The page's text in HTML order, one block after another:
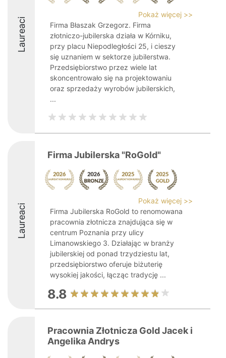
Laureaci
Pokaż więcej >>
Firma Błaszak Grzegorz. Firma
złotniczo-jubilerska działa w Kórniku,
przy placu Niepodległości 25, i cieszy
się uznaniem w sektorze jubilerstwa.
Przedsiębiorstwo przez wiele lat
skoncentrowało się na projektowaniu
oraz sprzedaży wyrobów jubilerskich,
...
Laureaci
Firma Jubilerska "RoGold"
Pokaż więcej >>
Firma Jubilerska RoGold to renomowana
pracownia złotnicza znajdująca się w
centrum Poznania przy ulicy
Limanowskiego 3. Działając w branży
jubilerskiej od ponad trzydziestu lat,
przedsiębiorstwo oferuje biżuterię
wysokiej jakości, łącząc tradycję ...
8.8
Pracownia Złotnicza Gold Jacek i
Angelika Andrys